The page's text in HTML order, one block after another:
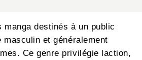
manga destinés à un public
masculin et généralement
Ce genre privilégie laction,